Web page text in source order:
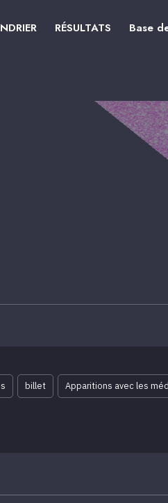
RÉSULTATS Base
billet Apparitions avec les